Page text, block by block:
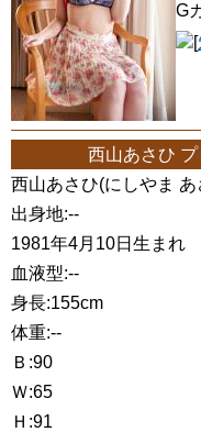
G
[
西山あさひ
西山あさひ(にしやま あ
出身地:--
1981年4月10日生まれ
血液型:--
身長:155cm
体重:--
Ｂ:90
Ｗ:65
Ｈ:91